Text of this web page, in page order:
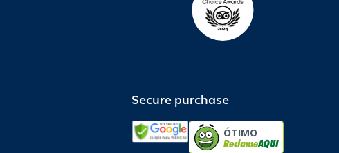
Secure purchase
ÓTIMO